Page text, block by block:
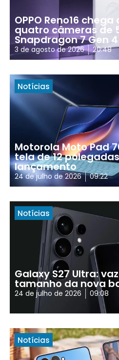
OPPO Reno16
quatro câmeras de
Snapdragon 7 Gen 4
3 de agosto de 2026 20:48
Notícias
Motorola Moto Pad
tela de 12
lançamento
24 de julho de 2026 09:22
Notícias
Galaxy S27 Ultra:
tamanho da nova
24 de julho de 2026 09:08
Notícias